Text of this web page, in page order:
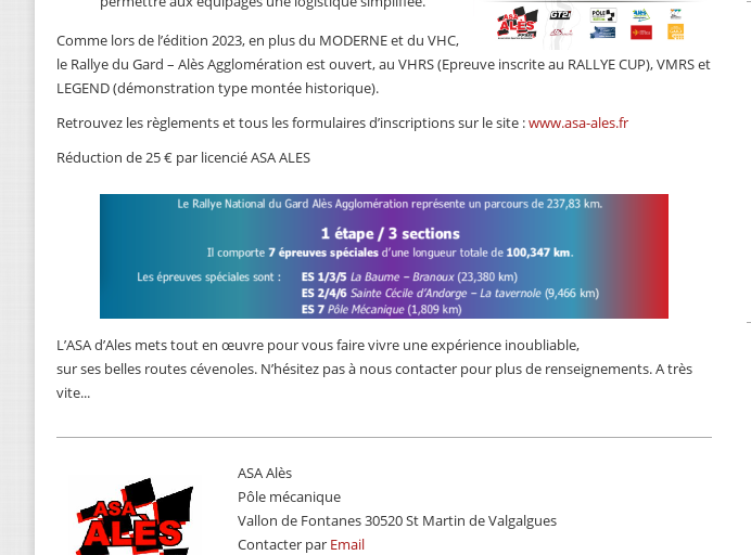
Comme lors de l’édition 2023, en plus du MODERNE et du VHC,
le Rallye du Gard – Alès Agglomération est ouvert, au VHRS (Epreuve inscrite au RALLYE CUP), VMRS et
LEGEND (démonstration type montée historique).
Retrouvez les règlements et tous les formulaires d’inscriptions sur le site :www.asa-ales.fr
Réduction de 25 € par licencié ASA ALES
L’ASA d’Ales mets tout en œuvre pour vous faire vivre une expérience inoubliable,
sur ses belles routes cévenoles. N’hésitez pas à nous contacter pour plus de renseignements. A très
vite...
ASA Alès
Pôle mécanique
Vallon de Fontanes 30520 St Martin de Valgalgues
Contacter par Email